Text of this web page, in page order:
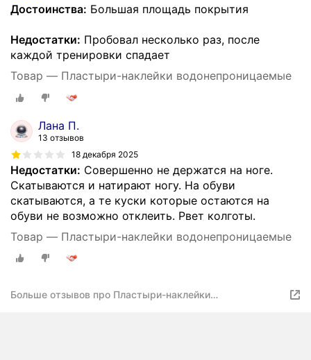
Достоинства: Большая площадь покрытия
Недостатки: Пробовал несколько раз, после
каждой тренировки спадает
Товар — Пластыри-наклейки водонепроницаемые
Лана П.
13 отзывов
18 декабря 2025
Недостатки: Совершенно не держатся на ноге.
Скатываются и натирают ногу. На обуви
скатываются, а те куски которые остаются на
обуви не возможно отклеить. Рвет колготы.
Товар — Пластыри-наклейки водонепроницаемые
Больше отзывов про Пластыри-наклейки